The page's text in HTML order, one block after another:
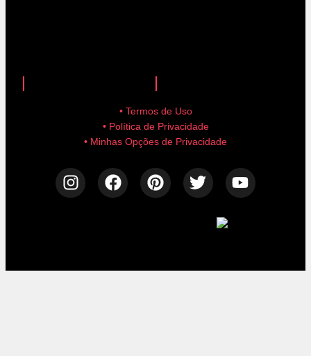
• Termos de Uso
• Política de Privacidade
• Minhas Opções de Privacidade